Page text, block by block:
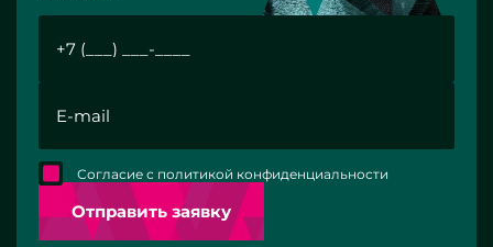
Отправить заявку
Согласие с политикой конфиденциальности